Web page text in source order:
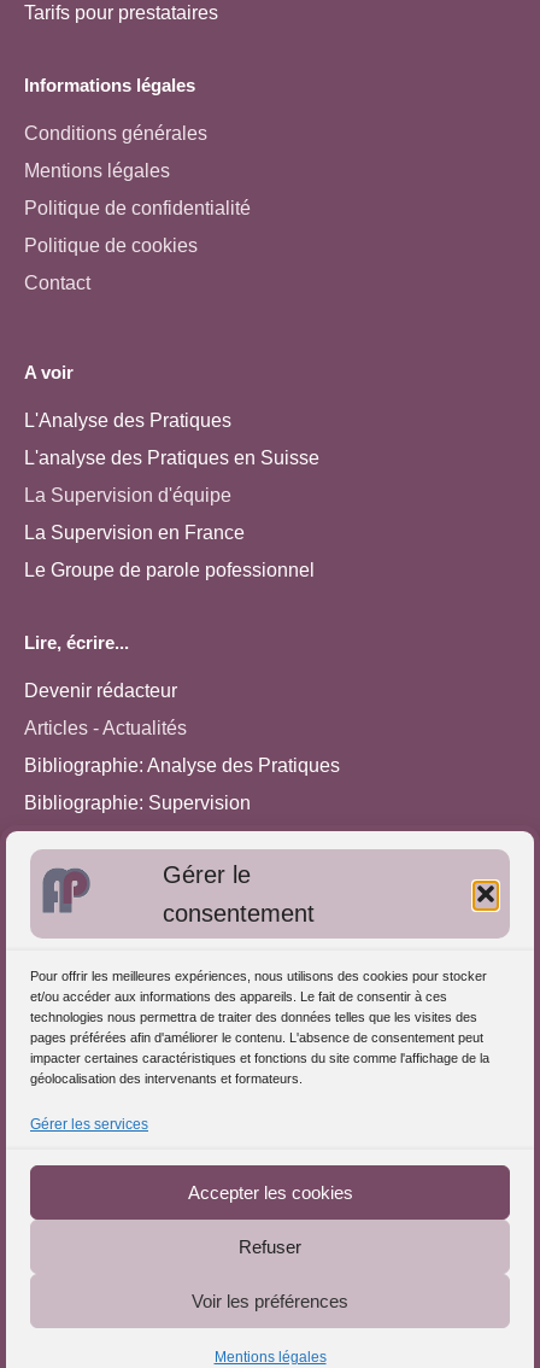
Gérer le
consentement
Pour offrir les meilleures expériences, nous utilisons des cookies pour stocker
et/ou accéder aux informations des appareils. Le fait de consentir à ces
technologies nous permettra de traiter des données telles que les visites des
pages préférées afin d'améliorer le contenu. L'absence de consentement peut
impacter certaines caractéristiques et fonctions du site comme l'affichage de la
géolocalisation des intervenants et formateurs.
Gérer les services
Accepter les cookies
Refuser
Voir les préférences
Mentions légales
Tarifs pour prestataires
Informations légales
Conditions générales
Mentions légales
Politique de confidentialité
Politique de cookies
Contact
A voir
L'Analyse des Pratiques
L'analyse des Pratiques en Suisse
La Supervision d'équipe
La Supervision en France
Le Groupe de parole pofessionnel
Lire, écrire...
Devenir rédacteur
Articles - Actualités
Bibliographie: Analyse des Pratiques
Bibliographie: Supervision
Approches de l'Analyse des pratiques
S'inscrire dans l'Annuaire
Publiez vos formations
Charte déontologique
Le Portail de l'Analyse des Pratiques © 2025 - Tous droits
Téléchargez le Guide